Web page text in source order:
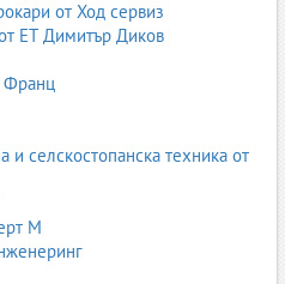
Налягането определя
от Ход сервиз
ЕТ Димитър Диков
Франц
и селскостопанска техника от
М